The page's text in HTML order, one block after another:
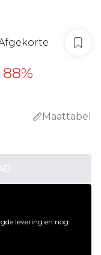
Maattabel
levering en nog